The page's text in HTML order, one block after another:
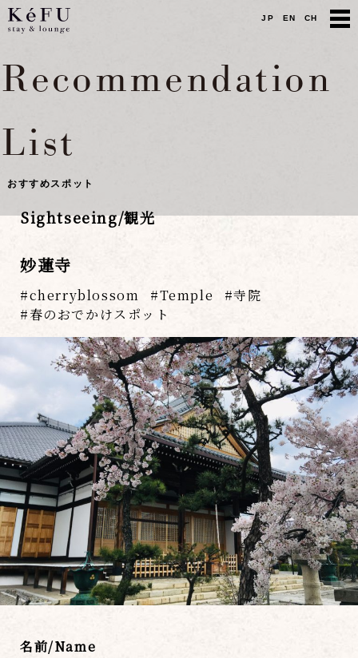
JP EN CH
Recommendation
List
おすすめスポット
Sightseeing/観光
妙蓮寺
cherryblossom Temple
寺院
春のおでかけスポット
名前/Name